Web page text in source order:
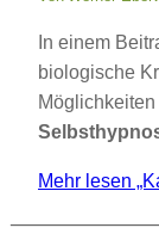
In einem
biologische
Mehr lesen